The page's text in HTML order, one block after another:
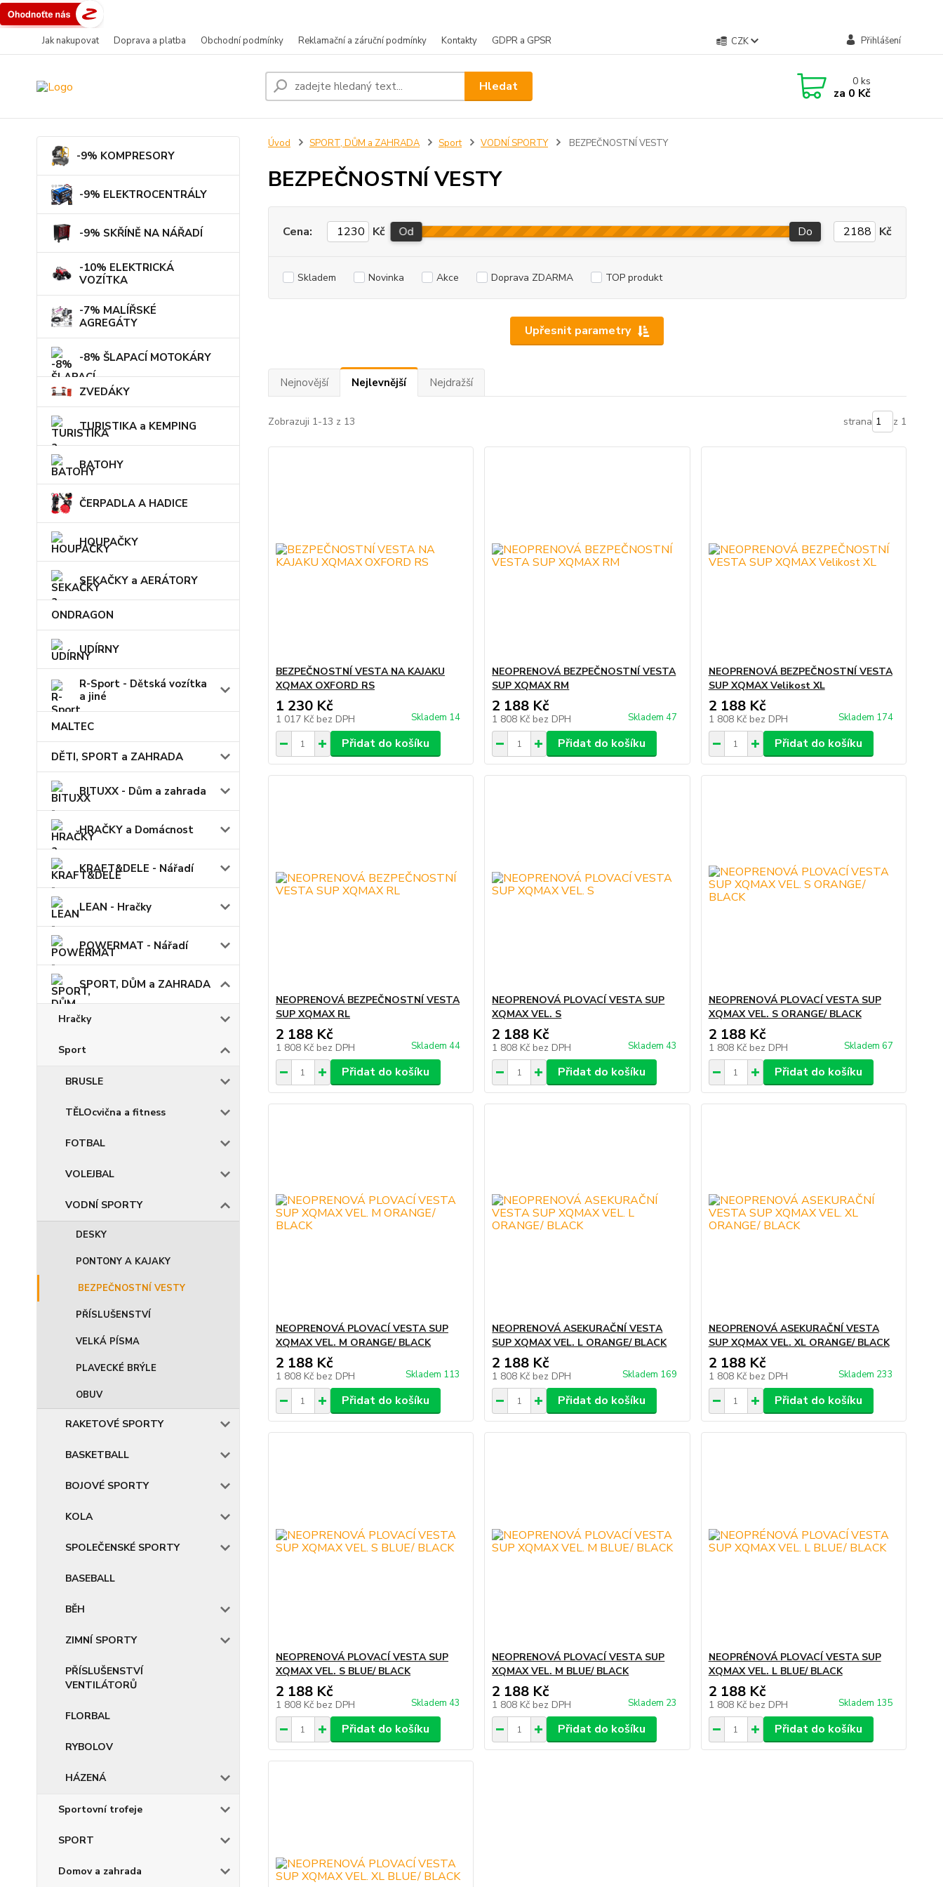
Jak nakupovat Doprava a platba Obchodní podmínky Reklamační a záruční podmínky Kontakty GDPR a GPSR CZK Přihlášení
Hledat 0ks
za 0 Kč
-9% KOMPRESORY
-9% ELEKTROCENTRÁLY
-9% SKŘÍNĚ NA NÁŘADÍ
-10% ELEKTRICKÁ
VOZÍTKA
-7% MALÍŘSKÉ
AGREGÁTY
-8% ŠLAPACÍ MOTOKÁRY
ZVEDÁKY
TURISTIKA a KEMPING
BATOHY
ČERPADLA A HADICE
HOUPAČKY
SEKAČKY a AERÁTORY
ONDRAGON
UDÍRNY
R-Sport - Dětská vozítka
a jiné
MALTEC
DĚTI, SPORT a ZAHRADA
BITUXX - Dům a zahrada
HRAČKY a Domácnost
KRAFT&DELE - Nářadí
LEAN - Hračky
POWERMAT - Nářadí
SPORT, DŮM a ZAHRADA
Hračky
Sport
BRUSLE
TĚLOcvična a fitness
FOTBAL
VOLEJBAL
VODNÍ SPORTY
DESKY
PONTONY A KAJAKY
BEZPEČNOSTNÍ VESTY
PŘÍSLUŠENSTVÍ
VELKÁ PÍSMA
PLAVECKÉ BRÝLE
OBUV
RAKETOVÉ SPORTY
BASKETBALL
BOJOVÉ SPORTY
KOLA
SPOLEČENSKÉ SPORTY
BASEBALL
BĚH
ZIMNÍ SPORTY
PŘÍSLUŠENSTVÍ
VENTILÁTORŮ
FLORBAL
RYBOLOV
HÁZENÁ
Sportovní trofeje
SPORT
Domov a zahrada
Úvod SPORT, DŮM a ZAHRADA Sport VODNÍ SPORTY BEZPEČNOSTNÍ VESTY
BEZPEČNOSTNÍ VESTY
Upřesnit parametry
Cena: Kč Od Do Kč
Skladem Novinka Akce Doprava ZDARMA TOP produkt
Nejnovější Nejlevnější Nejdražší
Zobrazuji 1-13 z 13 strana z 1
BEZPEČNOSTNÍ VESTA NA KAJAKU
XQMAX OXFORD RS
1 230 Kč
1 017 Kč bez DPH Skladem 14
Přidat do košíku
NEOPRENOVÁ BEZPEČNOSTNÍ VESTA
SUP XQMAX RM
2 188 Kč
1 808 Kč bez DPH Skladem 47
Přidat do košíku
NEOPRENOVÁ BEZPEČNOSTNÍ VESTA
SUP XQMAX Velikost XL
2 188 Kč
1 808 Kč bez DPH Skladem 174
Přidat do košíku
NEOPRENOVÁ BEZPEČNOSTNÍ VESTA
SUP XQMAX RL
2 188 Kč
1 808 Kč bez DPH Skladem 44
Přidat do košíku
NEOPRENOVÁ PLOVACÍ VESTA SUP
XQMAX VEL. S
2 188 Kč
1 808 Kč bez DPH Skladem 43
Přidat do košíku
NEOPRENOVÁ PLOVACÍ VESTA SUP
XQMAX VEL. S ORANGE/ BLACK
2 188 Kč
1 808 Kč bez DPH Skladem 67
Přidat do košíku
NEOPRENOVÁ PLOVACÍ VESTA SUP
XQMAX VEL. M ORANGE/ BLACK
2 188 Kč
1 808 Kč bez DPH Skladem 113
Přidat do košíku
NEOPRENOVÁ ASEKURAČNÍ VESTA
SUP XQMAX VEL. L ORANGE/ BLACK
2 188 Kč
1 808 Kč bez DPH Skladem 169
Přidat do košíku
NEOPRENOVÁ ASEKURAČNÍ VESTA
SUP XQMAX VEL. XL ORANGE/ BLACK
2 188 Kč
1 808 Kč bez DPH Skladem 233
Přidat do košíku
NEOPRENOVÁ PLOVACÍ VESTA SUP
XQMAX VEL. S BLUE/ BLACK
2 188 Kč
1 808 Kč bez DPH Skladem 43
Přidat do košíku
NEOPRENOVÁ PLOVACÍ VESTA SUP
XQMAX VEL. M BLUE/ BLACK
2 188 Kč
1 808 Kč bez DPH Skladem 23
Přidat do košíku
NEOPRÉNOVÁ PLOVACÍ VESTA SUP
XQMAX VEL. L BLUE/ BLACK
2 188 Kč
1 808 Kč bez DPH Skladem 135
Přidat do košíku